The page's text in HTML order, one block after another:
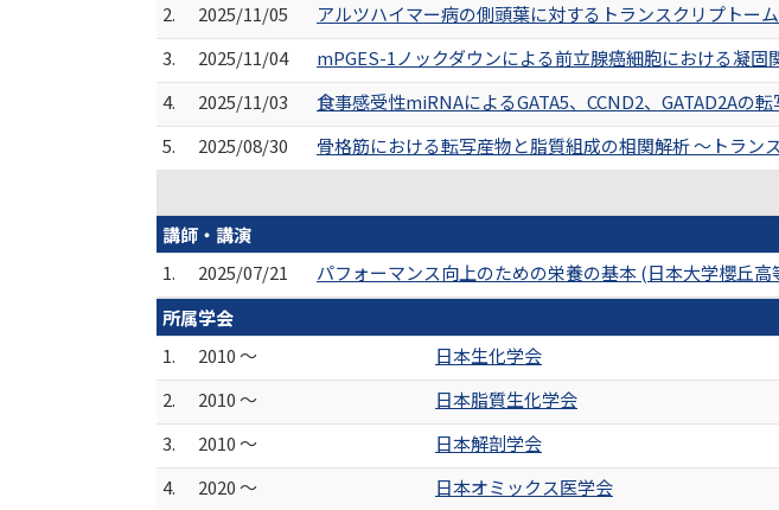
2.
2025/11/05
アルツハイマー病の側頭葉に対するトランスクリプトー
3.
2025/11/04
mPGES-1ノックダウンによる前立腺癌細胞における凝
4.
2025/11/03
食事感受性miRNAによるGATA5、CCND2、GATAD2Aの
5.
2025/08/30
骨格筋における転写産物と脂質組成の相関解析 〜トラ
講師・講演
1.
2025/07/21
パフォーマンス向上のための栄養の基本 (日本大学櫻丘高
所属学会
1.
2010 ～
日本生化学会
2.
2010 ～
日本脂質生化学会
3.
2010 ～
日本解剖学会
4.
2020 ～ 日本オミックス医学会